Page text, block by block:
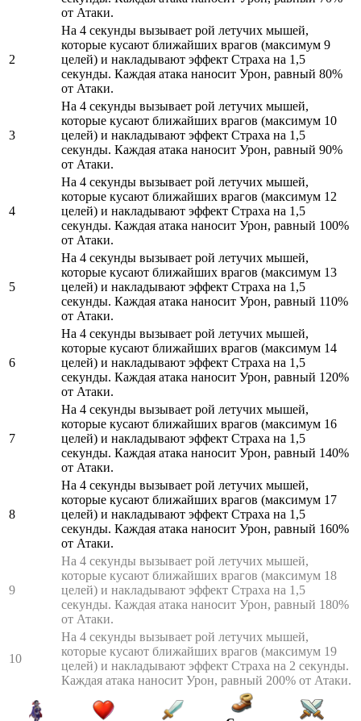
от Атаки.
2
На 4 секунды вызывает рой летучих мышей,
которые кусают ближайших врагов (максимум 9
целей) и накладывают эффект Страха на 1,5
секунды. Каждая атака наносит Урон, равный 80%
от Атаки.
3
На 4 секунды вызывает рой летучих мышей,
которые кусают ближайших врагов (максимум 10
целей) и накладывают эффект Страха на 1,5
секунды. Каждая атака наносит Урон, равный 90%
от Атаки.
4
На 4 секунды вызывает рой летучих мышей,
которые кусают ближайших врагов (максимум 12
целей) и накладывают эффект Страха на 1,5
секунды. Каждая атака наносит Урон, равный 100%
от Атаки.
5
На 4 секунды вызывает рой летучих мышей,
которые кусают ближайших врагов (максимум 13
целей) и накладывают эффект Страха на 1,5
секунды. Каждая атака наносит Урон, равный 110%
от Атаки.
6
На 4 секунды вызывает рой летучих мышей,
которые кусают ближайших врагов (максимум 14
целей) и накладывают эффект Страха на 1,5
секунды. Каждая атака наносит Урон, равный 120%
от Атаки.
7
На 4 секунды вызывает рой летучих мышей,
которые кусают ближайших врагов (максимум 16
целей) и накладывают эффект Страха на 1,5
секунды. Каждая атака наносит Урон, равный 140%
от Атаки.
8
На 4 секунды вызывает рой летучих мышей,
которые кусают ближайших врагов (максимум 17
целей) и накладывают эффект Страха на 1,5
секунды. Каждая атака наносит Урон, равный 160%
от Атаки.
9
На 4 секунды вызывает рой летучих мышей,
которые кусают ближайших врагов (максимум 18
целей) и накладывают эффект Страха на 1,5
секунды. Каждая атака наносит Урон, равный 180%
от Атаки.
10
На 4 секунды вызывает рой летучих мышей,
которые кусают ближайших врагов (максимум 19
целей) и накладывают эффект Страха на 2 секунды.
Каждая атака наносит Урон, равный 200% от Атаки.